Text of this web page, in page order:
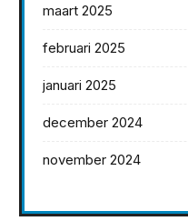
maart 2025
februari 2025
januari 2025
december 2024
november 2024